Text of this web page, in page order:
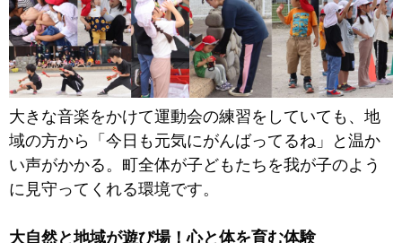
大きな音楽をかけて運動会の練習をしていても、地
域の方から「今日も元気にがんばってるね」と温か
い声がかかる。町全体が子どもたちを我が子のよう
に見守ってくれる環境です。
大自然と地域が遊び場！心と体を育む体験